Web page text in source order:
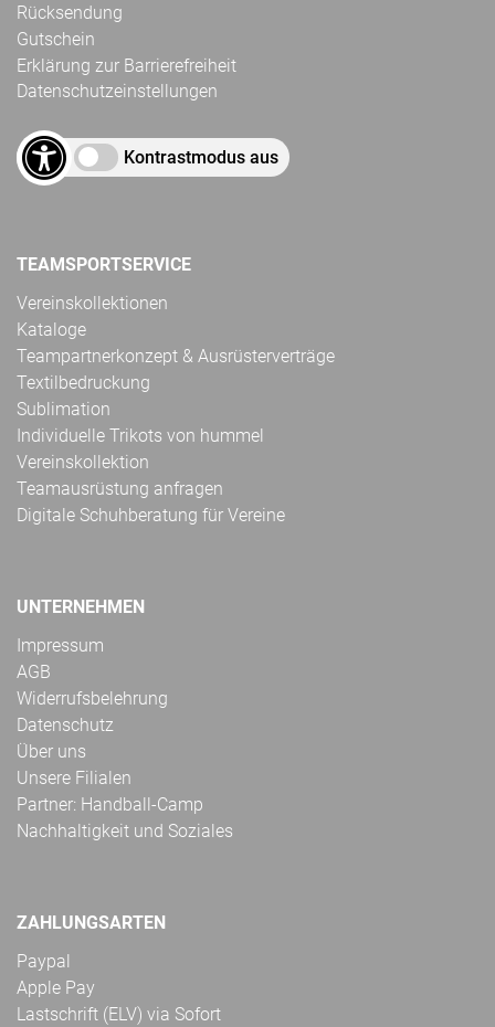
Rücksendung
Gutschein
Erklärung zur Barrierefreiheit
Datenschutzeinstellungen
Kontrastmodus aus
TEAMSPORTSERVICE
Vereinskollektionen
Kataloge
Teampartnerkonzept & Ausrüsterverträge
Textilbedruckung
Sublimation
Individuelle Trikots von hummel
Vereinskollektion
Teamausrüstung anfragen
Digitale Schuhberatung für Vereine
UNTERNEHMEN
Impressum
AGB
Widerrufsbelehrung
Datenschutz
Über uns
Unsere Filialen
Partner: Handball-Camp
Nachhaltigkeit und Soziales
ZAHLUNGSARTEN
Paypal
Apple Pay
Lastschrift (ELV) via Sofort